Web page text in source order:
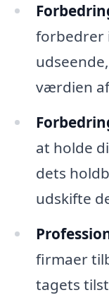
forbedrer
værdien
at holde
dets
udskifte
firmaer
tagets